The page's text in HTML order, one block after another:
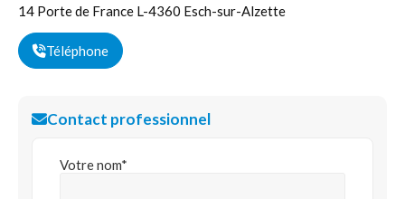
14 Porte de France L-4360 Esch-sur-Alzette
Téléphone
Contact professionnel
Votre nom*